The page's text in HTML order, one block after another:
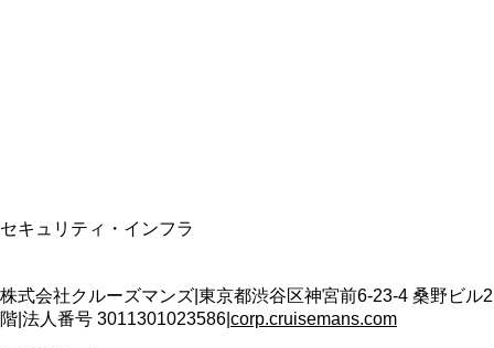
セキュリティ・インフラ
株式会社クルーズマンズ 東京都渋谷区神宮前6-23-4 桑野ビル2
階 法人番号 3011301023586 corp.cruisemans.com